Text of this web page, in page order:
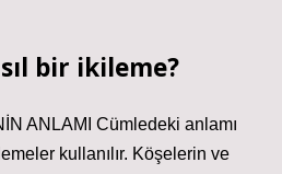
bir ikileme?
ANLAMI Cümledeki anlamı
kullanılır. Köşelerin ve